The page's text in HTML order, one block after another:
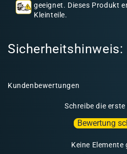
geeignet. Dieses Produkt
Kleinteile.
Sicherheitshinweis:
Kundenbewertungen
Schreibe die
Bewertung
Keine Elemente